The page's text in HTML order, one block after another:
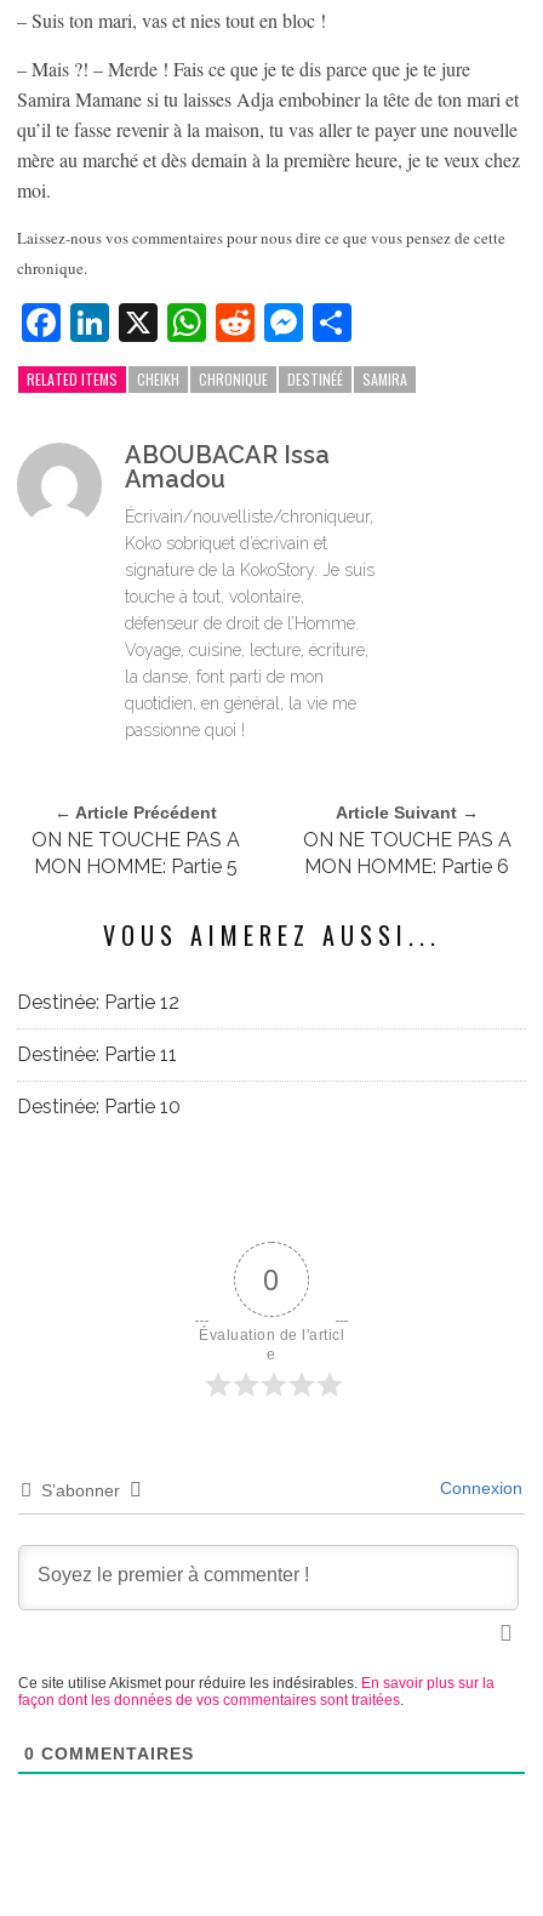
– Suis ton mari, vas et nies tout en bloc !
– Mais ?! – Merde ! Fais ce que je te dis parce que je te jure
Samira Mamane si tu laisses Adja embobiner la tête de ton mari et
qu’il te fasse revenir à la maison, tu vas aller te payer une nouvelle
mère au marché et dès demain à la première heure, je te veux chez
moi.
Laissez-nous vos commentaires pour nous dire ce que vous pensez de cette
chronique.
Facebook
LinkedIn
X WhatsApp
RedditMessenger
RELATED ITEMS CHEIKH CHRONIQUE DESTINÉÉ SAMIRA
ABOUBACAR Issa
Amadou
Écrivain/nouvelliste/chroniqueur,
Koko sobriquet d’écrivain et
signature de la KokoStory. Je suis
touche à tout, volontaire,
défenseur de droit de l’Homme.
Voyage, cuisine, lecture, écriture,
la danse, font parti de mon
quotidien, en général, la vie me
passionne quoi !
← Article Précédent
ON NE TOUCHE PAS A
MON HOMME: Partie 5
Article Suivant →
ON NE TOUCHE PAS A
MON HOMME: Partie 6
VOUS AIMEREZ AUSSI...
Destinée: Partie 12
Destinée: Partie 11
Destinée: Partie 10
0
Évaluation de l'articl
e
S’abonner Connexion
Ce site utilise Akismet pour réduire les indésirables. En savoir plus sur la
façon dont les données de vos commentaires sont traitées.
0 COMMENTAIRES